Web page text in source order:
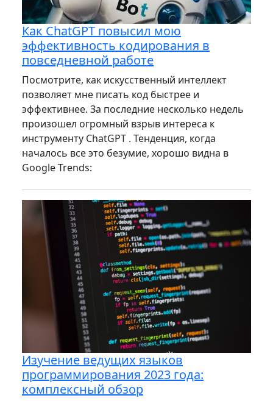
Как ChatGPT повысил мою
эффективность кодирования в
повседневной работе
Посмотрите, как искусственный интеллект
позволяет мне писать код быстрее и
эффективнее. За последние несколько недель
произошел огромный взрыв интереса к
инструменту ChatGPT . Тенденция, когда
началось все это безумие, хорошо видна в
Google Trends:
Изучение ведущих языков
программирования 2023 года:
комплексный обзор